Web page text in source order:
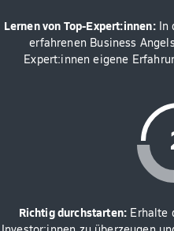
Lernen von Top-Expert:innen:In
erfahrenen Business
Expert:innen eigene
Richtig durchstarten: Erhalte